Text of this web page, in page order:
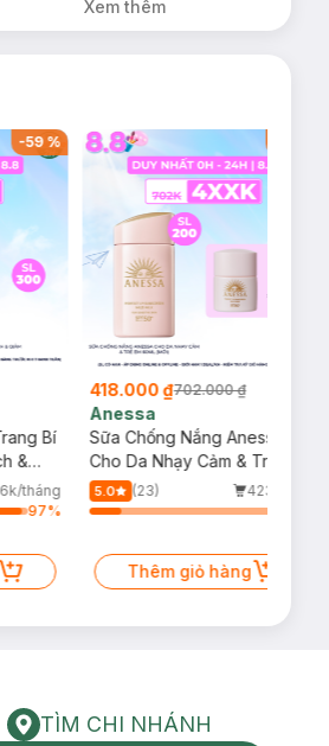
Xem thêm
-59%
Bí
&
tháng
97%
418.000 ₫702.000 ₫
Anessa
Sữa Chống Nắng Anessa
Cho Da Nhạy Cảm & Trẻ Em
60ml (Mới)
5.0 (23)
423/tháng
Thêm giỏ hàng
Tìm chi nhánh
TÌM CHI NHÁNH